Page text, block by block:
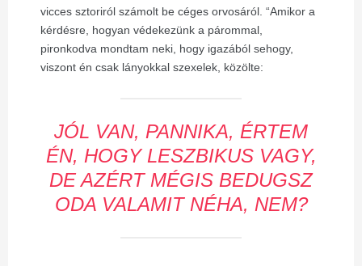
vicces sztoriról számolt be céges orvosáról. “Amikor a
kérdésre, hogyan védekezünk a párommal,
pironkodva mondtam neki, hogy igazából sehogy,
viszont én csak lányokkal szexelek, közölte:
JÓL VAN, PANNIKA, ÉRTEM
ÉN, HOGY LESZBIKUS VAGY,
DE AZÉRT MÉGIS BEDUGSZ
ODA VALAMIT NÉHA, NEM?